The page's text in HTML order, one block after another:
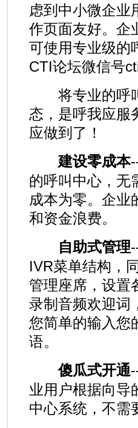
虑到中小微企业
作页面友好。企
可使用专业级的
CTI论坛微信号
将专业的呼叫
态，是呼我应服
应做到了！
建设零成本
的呼叫中心，无
成本为零。企业
和资金浪费。
自助式管理
IVR菜单结构，
管理座席，设置
录制音频欢迎词
您简单的输入您
语。
傻瓜式开通
业用户根据向导
中心系统，不需